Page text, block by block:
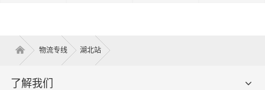
物流专线 湖北站
了解我们